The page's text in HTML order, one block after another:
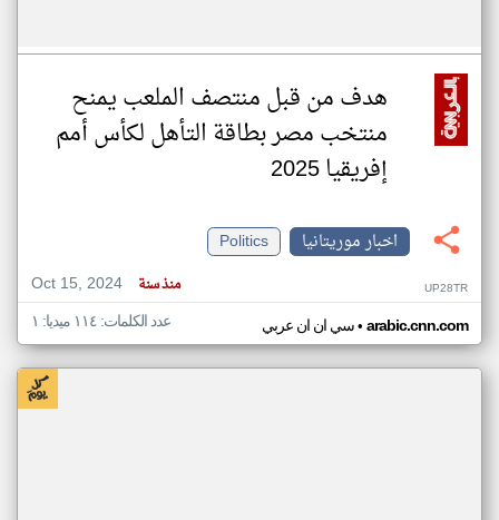
هدف من قبل منتصف الملعب يمنح
منتخب مصر بطاقة التأهل لكأس أمم
إفريقيا 2025
اخبار موريتانيا
Politics
Oct 15, 2024
منذ سنة UP28TR
سي ان ان عربي• arabic.cnn.com عدد الكلمات: ١١٤ ميديا: ١